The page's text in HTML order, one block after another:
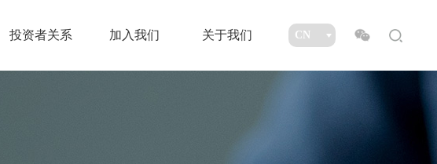
投资者关系 加入我们 关于我们